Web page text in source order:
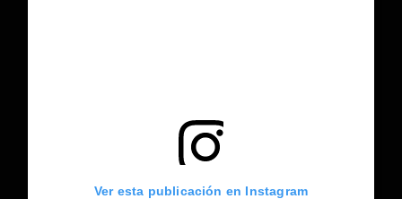
Ver esta publicación en Instagram